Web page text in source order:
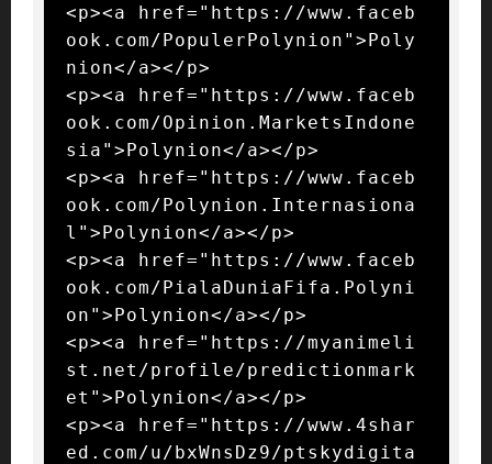
<p><a href="https://www.faceb
ook.com/PopulerPolynion">Poly
nion</a></p>
<p><a href="https://www.faceb
ook.com/Opinion.MarketsIndone
sia">Polynion</a></p>
<p><a href="https://www.faceb
ook.com/Polynion.Internasiona
l">Polynion</a></p>
<p><a href="https://www.faceb
ook.com/PialaDuniaFifa.Polyni
on">Polynion</a></p>
<p><a href="https://myanimeli
st.net/profile/predictionmark
et">Polynion</a></p>
<p><a href="https://www.4shar
ed.com/u/bxWnsDz9/ptskydigita